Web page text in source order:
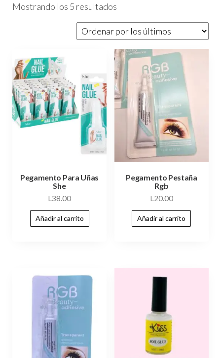
Mostrando los 5 resultados
Pegamento Para Uñas
She
L38.00
Añadir al carrito
Pegamento Pestaña
Rgb
L20.00
Añadir al carrito